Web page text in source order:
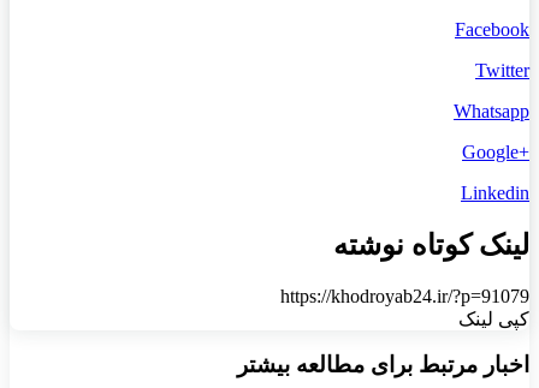
Facebook
Twitter
Whatsapp
+Google
Linkedin
لینک کوتاه نوشته
https://khodroyab24.ir/?p=91079
کپی لینک
اخبار مرتبط برای مطالعه بیشتر